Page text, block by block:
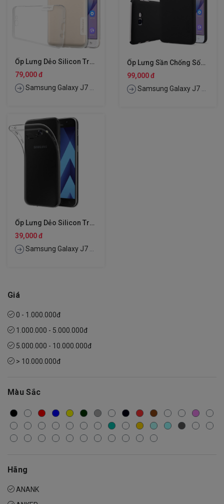
Ốp Lưng Dẻo Silicon Trong Suốt Cho Samsung Galaxy J7 Prime Hiệu Nillkin Nature
79,000 đ
Samsung Galaxy J7 Prime
Ốp Lưng Sần Chống Sốc Cho Samsung Galaxy J7 Prime Hiệu Nillkin Super Frosted Shield
99,000 đ
Samsung Galaxy J7 Prime
Ốp Lưng Dẻo Silicon Trong Suốt Cho Samsung Galaxy J7 Prime Hiệu Ultra Thin
39,000 đ
Samsung Galaxy J7 Prime
Giá
0 - 1.000.000đ
1.000.000 - 5.000.000đ
5.000.000 - 10.000.000đ
> 10.000.000đ
Màu Sắc
Hãng
ANANK